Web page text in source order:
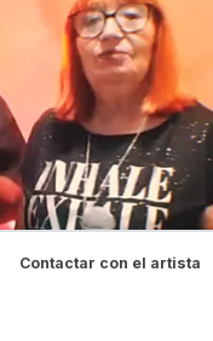
Contactar con el artista